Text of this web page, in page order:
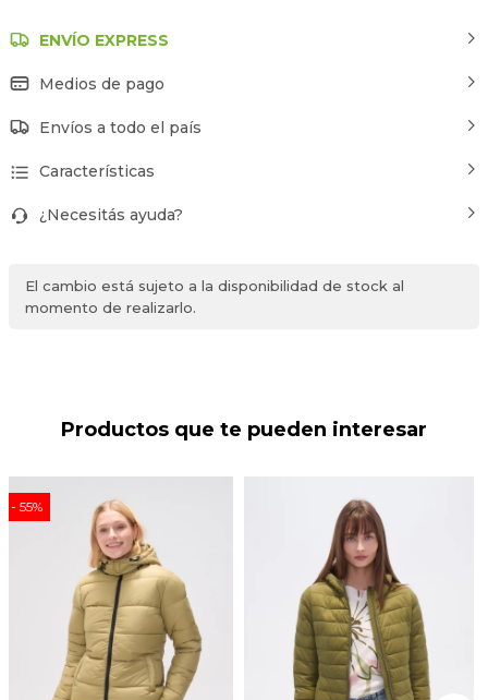
ENVÍO EXPRESS
Medios de pago
Envíos a todo el país
Características
¿Necesitás ayuda?
El cambio está sujeto a la disponibilidad de stock al
momento de realizarlo.
Productos que te pueden interesar
55